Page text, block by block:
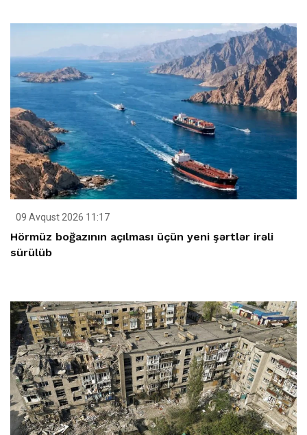
09 Avqust 2026 11:17
Hörmüz boğazının açılması üçün yeni şərtlər irəli
sürülüb